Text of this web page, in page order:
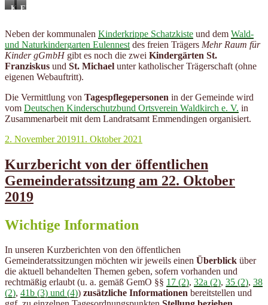
Kinderbetreuungsangebot
Gutach
Elternbeiträge
Neben der kommunalen Kinderkrippe Schatzkiste und dem Wald-
und Naturkindergarten Eulennest des freien Trägers Mehr Raum für
Kinder gGmbHgibt es noch die zwei Kindergärten St.
Franziskus und St. Michael unter katholischer Trägerschaft (ohne
eigenen Webauftritt).
Die Vermittlung von Tagespflegepersonen in der Gemeinde wird
vom Deutschen Kinderschutzbund Ortsverein Waldkirch e. V. in
Zusammenarbeit mit dem Landratsamt Emmendingen organisiert.
Veröffentlicht
2. November 201911. Oktober 2021
Kurzbericht von der öffentlichen
Gemeinderatssitzung am 22. Oktober
2019
Wichtige Information
In unseren Kurzberichten von den öffentlichen
Gemeinderatssitzungen möchten wir jeweils einen Überblick über
die aktuell behandelten Themen geben, sofern vorhanden und
rechtmäßig erlaubt (u. a. gemäß GemO §§ 17 (2), 32a (2), 35 (2), 38
(2), 41b (3) und (4)) zusätzliche Informationen bereitstellen und